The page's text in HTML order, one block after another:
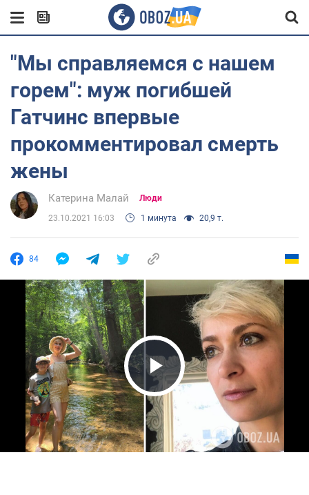
"Мы справляемся с нашем
горем": муж погибшей
Гатчинс впервые
прокомментировал смерть
жены
Катерина Малай Люди
23.10.2021 16:03 1 минута 20,9 т.
84
Play Video